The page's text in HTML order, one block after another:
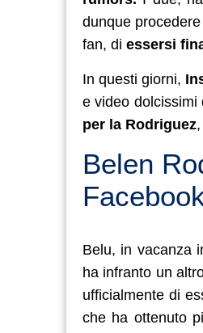
dunque
fan, di essersi
In questi giorni,
e video dolcissimi
per la Rodriguez
Belen
Belu, in vacanza
ha infranto un
ufficialmente di
che ha ottenuto